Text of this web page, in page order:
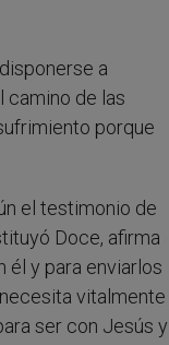
a
camino de las
porque
el testimonio de
Doce, afirma
él y para enviarlos
necesita vitalmente
ser con Jesús y